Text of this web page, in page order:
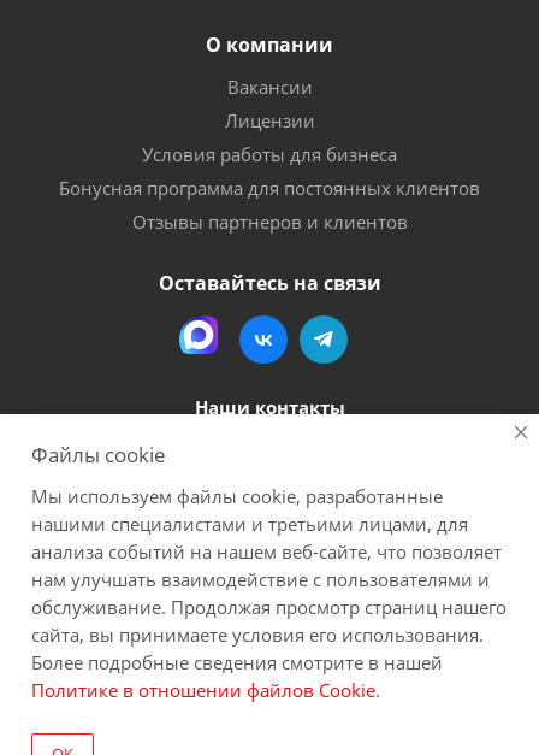
О компании
Вакансии
Лицензии
Условия работы для бизнеса
Бонусная программа для постоянных клиентов
Отзывы партнеров и клиентов
Оставайтесь на связи
Наши контакты
megapack-secr@inbox.ru
2026 Мегапак
Все материалы данного сайта являются объектами авторского права (в
том числе дизайн). Запрещается копирование, распространение (в том
числе путем копирования на другие сайты и ресурсы в Интернете) или
любое иное использование информации и объектов без
предварительного согласия правообладателя. Пользуясь сайтом Вы
Файлы cookie
Мы используем файлы cookie, разработанные
нашими специалистами и третьими лицами, для
анализа событий на нашем веб-сайте, что позволяет
нам улучшать взаимодействие с пользователями и
обслуживание. Продолжая просмотр страниц нашего
сайта, вы принимаете условия его использования.
Более подробные сведения смотрите в нашей
Политике в отношении файлов Cookie.